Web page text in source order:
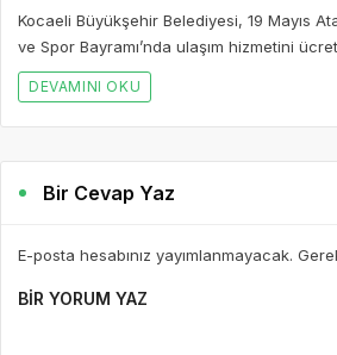
Kocaeli Büyükşehir Belediyesi, 19 Mayıs
ve Spor Bayramı’nda ulaşım hizmetini
DEVAMINI OKU
Bir Cevap Yaz
E-posta hesabınız yayımlanmayacak.
BIR YORUM YAZ